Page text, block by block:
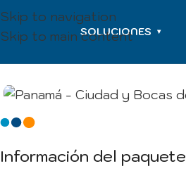
Skip to navigation
Skip to main content
SOLUCIONES ▾
Información del paquete